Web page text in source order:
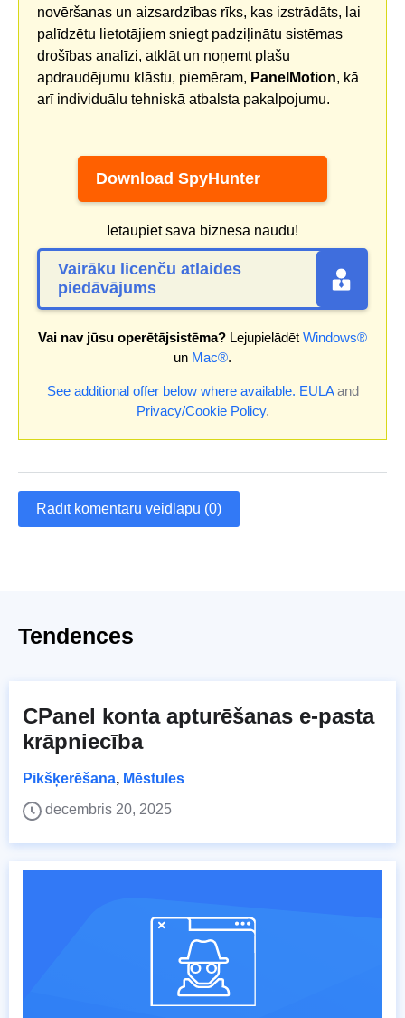
novēršanas un aizsardzības rīks, kas izstrādāts, lai
palīdzētu lietotājiem sniegt padziļinātu sistēmas
drošības analīzi, atklāt un noņemt plašu
apdraudējumu klāstu, piemēram, PanelMotion, kā
arī individuālu tehniskā atbalsta pakalpojumu.
Download SpyHunter
Ietaupiet sava biznesa naudu!
Vairāku licenču atlaides
piedāvājums
Vai nav jūsu operētājsistēma? Lejupielādēt Windows®
un Mac®.
See additional offer below where available. EULAand
Privacy/Cookie Policy.
Rādīt komentāru veidlapu (0)
Tendences
CPanel konta apturēšanas e-pasta
krāpniecība
Pikšķerēšana, Mēstules
decembris 20, 2025